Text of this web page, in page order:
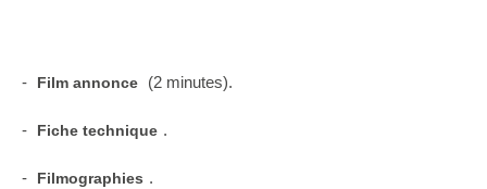
- Film annonce (2 minutes).
- Fiche technique .
- Filmographies .